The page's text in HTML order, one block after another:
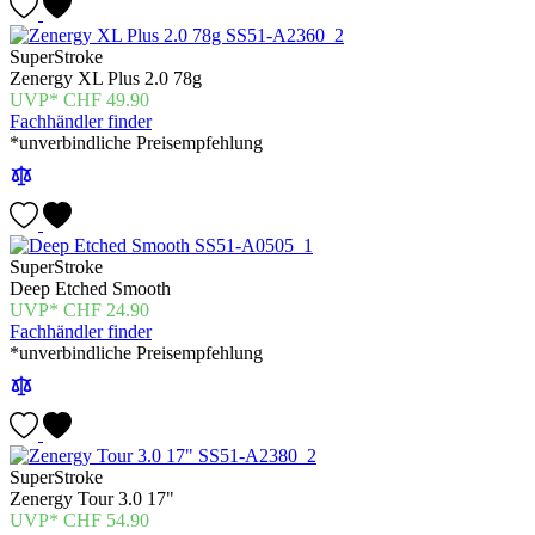
SuperStroke
Zenergy XL Plus 2.0 78g
CHF 49.90
Fachhändler finder
*unverbindliche Preisempfehlung
SuperStroke
Deep Etched Smooth
CHF 24.90
Fachhändler finder
*unverbindliche Preisempfehlung
SuperStroke
Zenergy Tour 3.0 17"
CHF 54.90